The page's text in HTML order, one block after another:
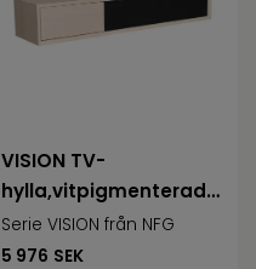
VISION TV-
hylla,vitpigmenterad
ek, liten
Serie VISION från NFG
5 976 SEK